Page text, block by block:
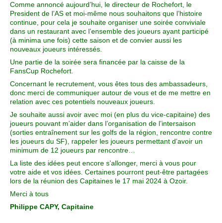
Comme annoncé aujourd’hui, le directeur de Rochefort, le
President de l’AS et moi-même nous souhaitons que l’histoire
continue, pour cela je souhaite organiser une soirée conviviale
dans un restaurant avec l’ensemble des joueurs ayant participé
(à minima une fois) cette saison et de convier aussi les
nouveaux joueurs intéressés.
Une partie de la soirée sera financée par la caisse de la
FansCup Rochefort.
Concernant le recrutement, vous êtes tous des ambassadeurs,
donc merci de communiquer autour de vous et de me mettre en
relation avec ces potentiels nouveaux joueurs.
Je souhaite aussi avoir avec moi (en plus du vice-capitaine) des
joueurs pouvant m’aider dans l’organisation de l’intersaison
(sorties entraînement sur les golfs de la région, rencontre contre
les joueurs du SF), rappeler les joueurs permettant d’avoir un
minimum de 12 joueurs par rencontre…
La liste des idées peut encore s’allonger, merci à vous pour
votre aide et vos idées. Certaines pourront peut-être partagées
lors de la réunion des Capitaines le 17 mai 2024 à Ozoir.
Merci à tous
Philippe CAPY, Capitaine